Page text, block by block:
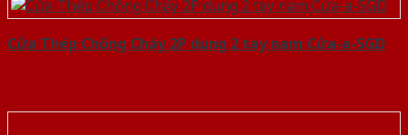
Cửa Thép Chống Cháy 2P dung 2 tay nam Cửa-a-SGD